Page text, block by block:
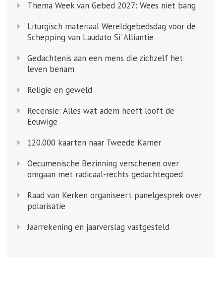
Thema Week van Gebed 2027: Wees niet bang
Liturgisch materiaal Wereldgebedsdag voor de
Schepping van Laudato Si’ Alliantie
Gedachtenis aan een mens die zichzelf het
leven benam
Religie en geweld
Recensie: Alles wat adem heeft looft de
Eeuwige
120.000 kaarten naar Tweede Kamer
Oecumenische Bezinning verschenen over
omgaan met radicaal-rechts gedachtegoed
Raad van Kerken organiseert panelgesprek over
polarisatie
Jaarrekening en jaarverslag vastgesteld